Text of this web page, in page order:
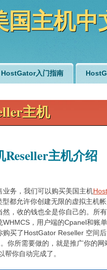
主机中
HostGator入门指南
主机
主机介绍
务，我们可以购买美国主机
都允许你创建无限的虚拟主机
，收的钱也全是你自己的。所
，用户端的Cpanel和账
买了HostGator Reseller 空间
你所需要做的，就是推广你的
帮你自动完成了。